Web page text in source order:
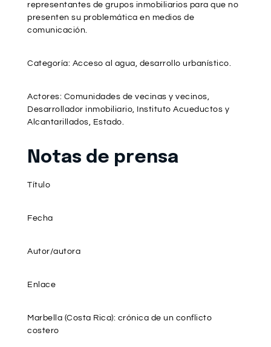
representantes de grupos inmobiliarios para que no
presenten su problemática en medios de
comunicación.
Categoría: Acceso al agua, desarrollo urbanístico.
Actores: Comunidades de vecinas y vecinos,
Desarrollador inmobiliario, Instituto Acueductos y
Alcantarillados, Estado.
Notas de prensa
Título
Fecha
Autor/autora
Enlace
Marbella (Costa Rica): crónica de un conflicto
costero